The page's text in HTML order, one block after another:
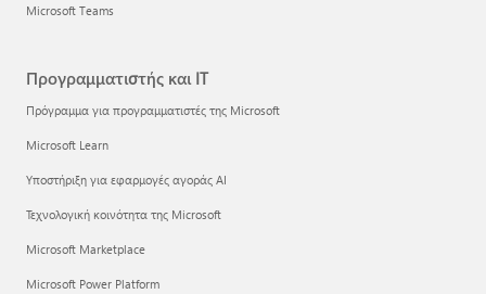
Microsoft Teams
Προγραμματιστής και IT
Πρόγραμμα για προγραμματιστές της Microsoft
Microsoft Learn
Υποστήριξη για εφαρμογές αγοράς AI
Τεχνολογική κοινότητα της Microsoft
Microsoft Marketplace
Microsoft Power Platform